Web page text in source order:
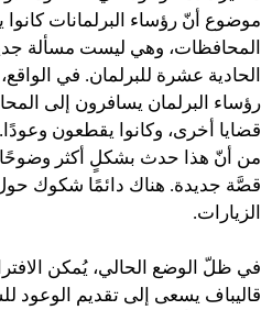
موضوع أنّ رؤساء البرلمانات
المحافظات، وهي ليست مسألة
الحادية عشرة للبرلمان. في
رؤساء البرلمان يسافرون إلى
قضايا أخرى، وكانوا يقطعون
من أنّ هذا حدث بشكلٍ أكثر
قصَّة جديدة. هناك دائمًا شكوك
الزيارات.
في ظلّ الوضع الحالي، يُمكن
قاليباف يسعى إلى تقديم